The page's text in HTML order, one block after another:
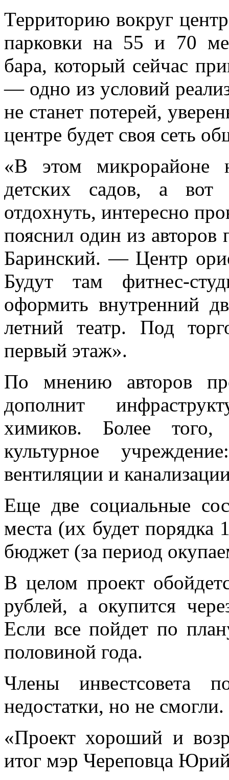
Территорию вокруг
парковки на 55 и 70
бара, который сейчас
— одно из условий
не станет потерей,
центре будет своя сеть
«В этом микрорайоне
детских садов, а вот
отдохнуть, интересно
пояснил один из авторов
Баринский. — Центр
Будут там фитнес-
оформить внутренний
летний театр. Под
первый этаж».
По мнению авторов
дополнит
химиков. Более
культурное
вентиляции и
Еще две социальные
места (их будет порядка
бюджет (за период
В целом проект
рублей, а окупится
Если все пойдет по
половиной года.
Члены инвестсовета
недостатки, но не смогли.
«Проект хороший и
итог мэр Череповца